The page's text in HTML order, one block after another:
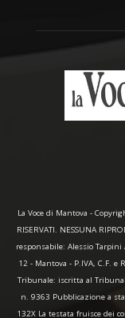
La Voce di Mantova -
RISERVATI. NESSUNA
responsabile: Alessio
12 - Mantova - P.IVA, C.F.
Tribunale: iscritta al
n. 9363 Pubblicazione a
132X La testata fruisce dei